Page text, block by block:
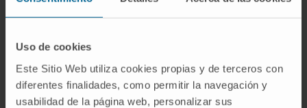
Uso de cookies
Este Sitio Web utiliza cookies propias y de terceros con
diferentes finalidades, como permitir la navegación y
usabilidad de la página web, personalizar sus
Preguntas frecuentes
dihidrotestosterona?
De tres piezas. El prefijo químicodihidro-
anuncia dos átomos de hidrógeno añadidos al